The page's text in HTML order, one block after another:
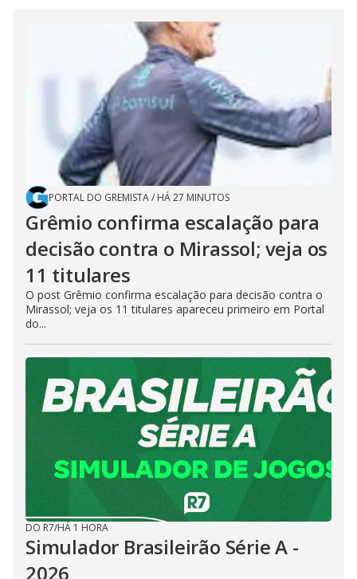
PORTAL DO GREMISTA/ HÁ 27 MINUTOS
Grêmio confirma escalação para
decisão contra o Mirassol; veja os
11 titulares
O post Grêmio confirma escalação para decisão contra o
Mirassol; veja os 11 titulares apareceu primeiro em Portal
do...
DO R7/HÁ 1 HORA
Simulador Brasileirão Série A -
2026